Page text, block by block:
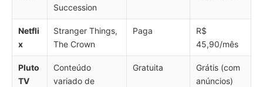
Succession
Netfli
x
Stranger Things,
The Crown
Paga
R$
45,90/mês
Pluto
TV
Conteúdo
variado de
Gratuita
Grátis (com
anúncios)